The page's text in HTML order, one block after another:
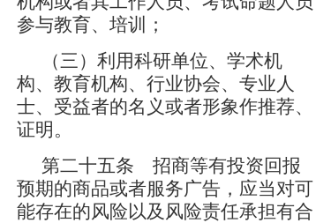
参与教育、培训；
（三）利用科研单位、学术机
构、教育机构、行业协会、专业人
士、受益者的名义或者形象作推荐、
证明。
第二十五条 招商等有投资回报
预期的商品或者服务广告，应当对可
能存在的风险以及风险责任承担有合